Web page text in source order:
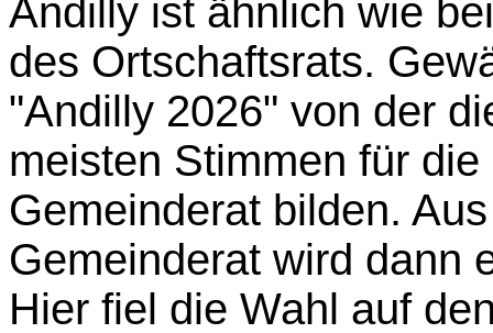
Andilly ist ähnlich wie
des Ortschaftsrats.
"Andilly 2026" von der
meisten Stimmen für
Gemeinderat bilden.
Gemeinderat wird dann
Hier fiel die Wahl auf